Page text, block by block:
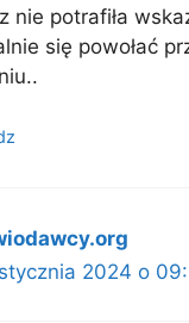
nie potrafiła
się powołać
2024 o